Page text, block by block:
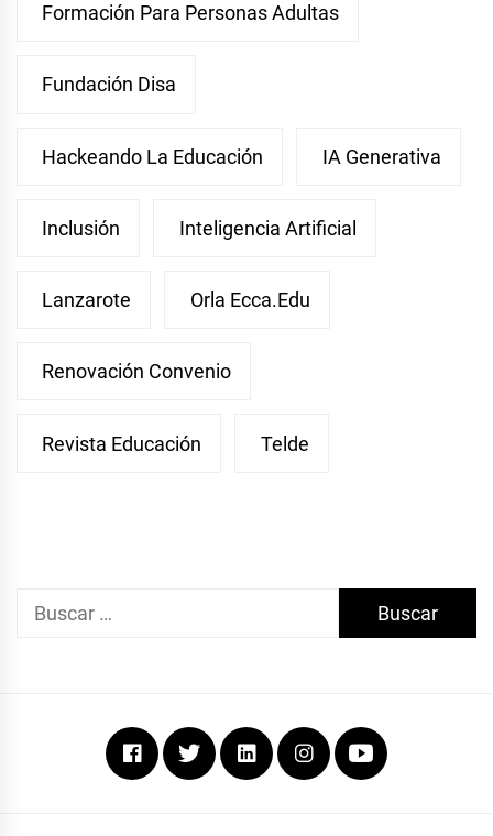
Formación Para Personas Adultas
Fundación Disa
Hackeando La Educación IA Generativa
Inclusión Inteligencia Artificial
Lanzarote Orla Ecca.edu
Renovación Convenio
Revista Educación Telde
Buscar:
FacebookTwitterLinkedinInstagramYoutube